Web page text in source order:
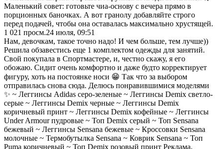
Маленький совет: готовьте чиа-основу с вечера прямо в
порционных баночках. А вот гранолу добавляйте строго
перед подачей, чтобы она оставалась максимально хрустящей.
1 021 просм.24 июля, 09:51
Нам, девочкам, такое точно надо! И чем больше, тем лучше))
Решила обзавестись еще 1 комплектом одежды для занятий.
Свой покупала в Спортмастере, и, честно скажу, я его
обожаю. Сидит очень комфортно и даже будто корректирует
фигуру, хоть на постоянке носи 😁 Так что за выбором
отправилась снова сюда. Делюсь понравившимися моделями
✨ ~ Леггинсы Adidas серо-зеленые ~ Леггинсы Demix светло-
серые ~ Леггинсы Demix черные ~ Леггинсы Demix
коричневый принт ~ Леггинсы Demix кофейные ~ Леггинсы
Under Armour пудровые ~ Топ Demix серый ~ Топ Sensana
бежевый ~ Леггинсы Sensana бежевые ~ Кроссовки Sensana
молочные ~ Термобутылка Sensana ~ Коврик Sensana ~ Топ
Puma коричневый ~ Топ Demix розовый принт Реклама.